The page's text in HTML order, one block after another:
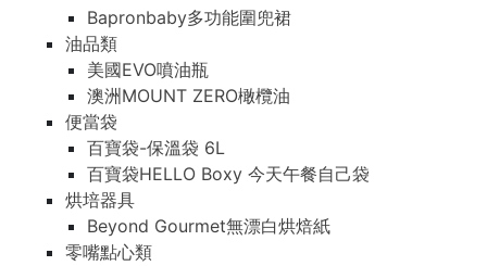
Bapronbaby多功能圍兜裙
油品類
美國EVO噴油瓶
澳洲MOUNT ZERO橄欖油
便當袋
百寶袋-保溫袋 6L
百寶袋HELLO Boxy 今天午餐自己袋
烘培器具
Beyond Gourmet無漂白烘焙紙
零嘴點心類